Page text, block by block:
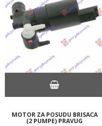
MOTOR ZA POSUDU BRISACA
(2 PUMPE) PRAVUG